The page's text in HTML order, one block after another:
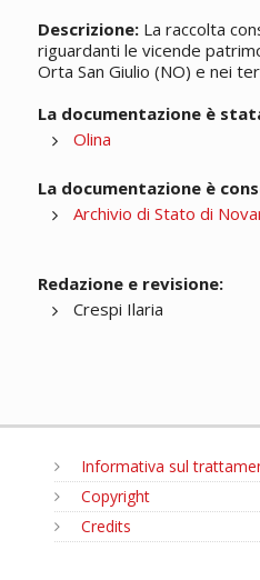
Descrizione:La raccolta
riguardanti le vicende
Orta San Giulio (NO) e nei
La documentazione è
Olina
La documentazione è
Archivio di Stato di
Redazione e revisione:
Crespi Ilaria
Informativa sul
Copyright
Credits